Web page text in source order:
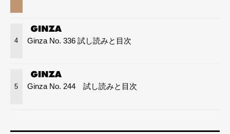
4 Ginza No. 336 試し読みと目次
5 Ginza No. 244 試し読みと目次